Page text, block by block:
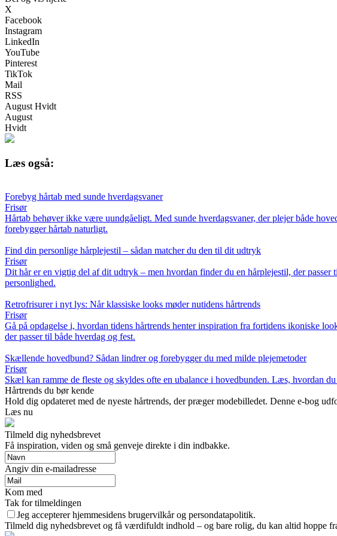
X
Facebook
Instagram
LinkedIn
YouTube
Pinterest
TikTok
Mail
RSS
August Hvidt
August
Hvidt
Læs også:
Forebyg hårtab med sunde hverdagsvaner
Frisør
Hårtab behøver ikke være uundgåeligt. Med sunde hverdagsvaner, der plejer både
forebygger hårtab naturligt.
Find din personlige hårplejestil – sådan matcher du den til dit udtryk
Frisør
Dit hår er en vigtig del af dit udtryk – men hvordan finder du en hårplejestil, der
personlighed.
Retrofrisurer i nyt lys: Når klassiske looks møder nutidens hårtrends
Frisør
Gå på opdagelse i, hvordan tidens hårtrends henter inspiration fra fortidens ikoniske
der passer til både hverdag og fest.
Skællende hovedbund? Sådan lindrer og forebygger du med milde plejemetoder
Frisør
Skæl kan ramme de fleste og skyldes ofte en ubalance i hovedbunden. Læs, hvordan
Hårtrends du bør kende
Hold dig opdateret med de nyeste hårtrends, der præger modebilledet. Denne e-bog
Læs nu
Tilmeld dig nyhedsbrevet
Få inspiration, viden og små genveje direkte i din indbakke.
Angiv din e-mailadresse
Kom med
Tak for tilmeldingen
Jeg accepterer hjemmesidens brugervilkår og persondatapolitik.
Tilmeld dig nyhedsbrevet og få værdifuldt indhold – og bare rolig, du kan altid hoppe